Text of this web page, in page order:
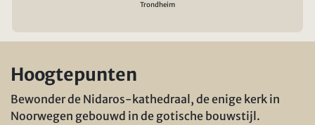
Trondheim
Hoogtepunten
Bewonder de Nidaros-kathedraal, de enige kerk in
Noorwegen gebouwd in de gotische bouwstijl.